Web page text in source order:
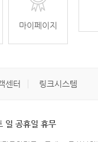
마이페이지
센터 링크시스템
일 공휴일 휴무